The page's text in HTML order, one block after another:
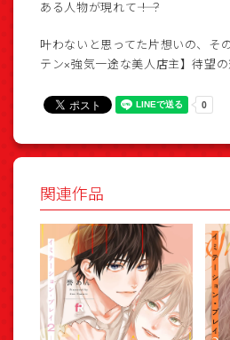
ある人物が現れて――！？
叶わないと思ってた片想いの、そ
テン×強気一途な美人店主】待望の
関連作品